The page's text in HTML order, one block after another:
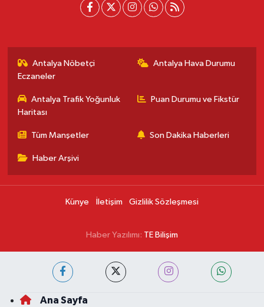
Antalya Nöbetçi
Eczaneler
Antalya Hava Durumu
Antalya Trafik Yoğunluk
Haritası
Puan Durumu ve Fikstür
Tüm Manşetler Son Dakika Haberleri
Haber Arşivi
Künye İletişim Gizlilik Sözleşmesi
Haber Yazılımı: TE Bilişim
Ana Sayfa